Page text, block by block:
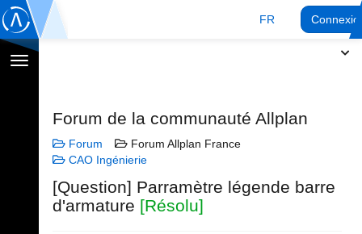
FR
Afficher
Forum de la communauté Allplan
Forum
Forum Allplan France
CAO Ingénierie
[Question] Parramètre légende barre
d'armature [Résolu]